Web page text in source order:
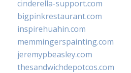
cinderella-support.com
bigpinkrestaurant.com
inspirehuahin.com
memmingerspainting.com
jeremypbeasley.com
thesandwichdepotcos.com